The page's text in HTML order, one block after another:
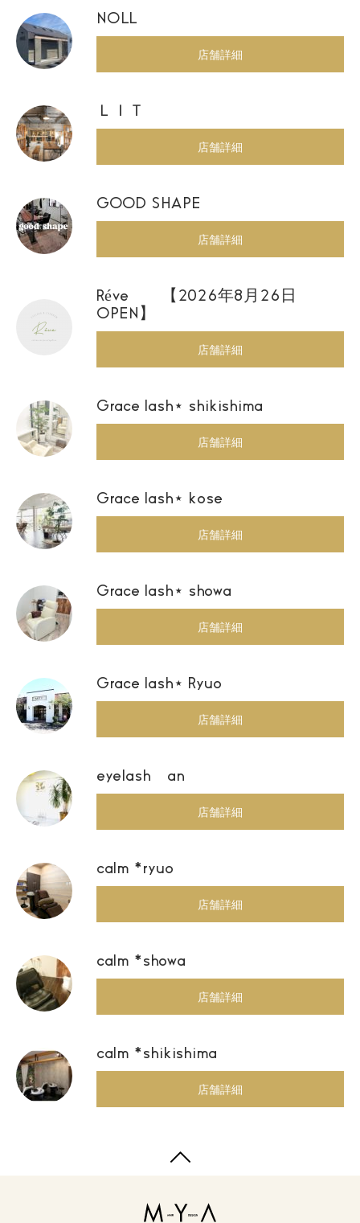
NOLL
店舗詳細
ＬＩＴ
店舗詳細
GOOD SHAPE
店舗詳細
Réve 【2026年8月26日
OPEN】
店舗詳細
Grace lash⋆ shikishima
店舗詳細
Grace lash⋆ kose
店舗詳細
Grace lash⋆ showa
店舗詳細
Grace lash⋆ Ryuo
店舗詳細
eyelash an
店舗詳細
calm *ryuo
店舗詳細
calm *showa
店舗詳細
calm *shikishima
店舗詳細